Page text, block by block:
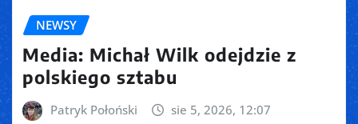
NEWSY
Media: Michał Wilk odejdzie z
polskiego sztabu
Patryk Połoński sie 5, 2026, 12:07